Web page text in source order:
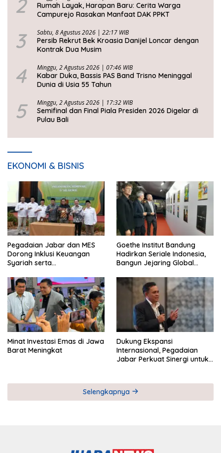
2
Rumah Layak, Harapan Baru: Cerita Warga
Campurejo Rasakan Manfaat DAK PPKT
3 Sabtu, 8 Agustus 2026 | 22:17 WIB
Persib Rekrut Bek Kroasia Danijel Loncar dengan
Kontrak Dua Musim
4 Minggu, 2 Agustus 2026 | 07:46 WIB
Kabar Duka, Bassis PAS Band Trisno Meninggal
Dunia di Usia 55 Tahun
5 Minggu, 2 Agustus 2026 | 17:32 WIB
Semifinal dan Final Piala Presiden 2026 Digelar di
Pulau Bali
EKONOMI & BISNIS
Pegadaian Jabar dan MES
Dorong Inklusi Keuangan
Syariah serta
Goethe Institut Bandung
Hadirkan Seriale Indonesia,
Bangun Jejaring Global
Minat Investasi Emas di Jawa
Barat Meningkat
Dukung Ekspansi
Internasional, Pegadaian
Jabar Perkuat Sinergi untuk
Selengkapnya